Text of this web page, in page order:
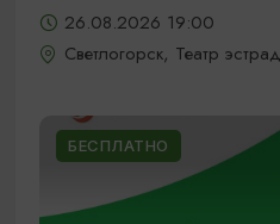
26.08.2026 19:00
Светлогорск, Театр
БЕСПЛАТНО